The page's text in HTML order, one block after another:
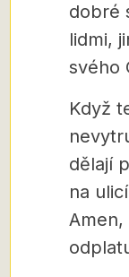
dobré
lidmi,
svého
Když
dělají
na